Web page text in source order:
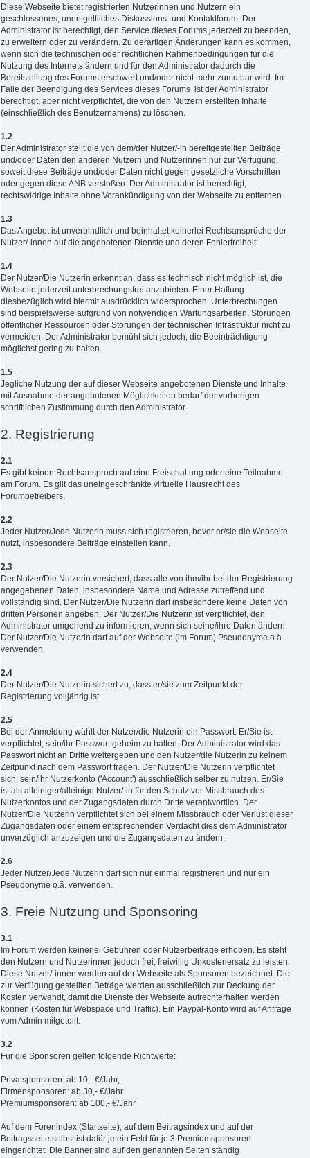
Diese Webseite bietet registrierten Nutzerinnen und Nutzern ein
geschlossenes, unentgeltliches Diskussions- und Kontaktforum. Der
Administrator ist berechtigt, den Service dieses Forums jederzeit zu beenden,
zu erweitern oder zu verändern. Zu derartigen Änderungen kann es kommen,
wenn sich die technischen oder rechtlichen Rahmenbedingungen für die
Nutzung des Internets ändern und für den Administrator dadurch die
Bereitstellung des Forums erschwert und/oder nicht mehr zumutbar wird. Im
Falle der Beendigung des Services dieses Forums ist der Administrator
berechtigt, aber nicht verpflichtet, die von den Nutzern erstellten Inhalte
(einschließlich des Benutzernamens) zu löschen.
1.2
Der Administrator stellt die von dem/der Nutzer/-in bereitgestellten Beiträge
und/oder Daten den anderen Nutzern und Nutzerinnen nur zur Verfügung,
soweit diese Beiträge und/oder Daten nicht gegen gesetzliche Vorschriften
oder gegen diese ANB verstoßen. Der Administrator ist berechtigt,
rechtswidrige Inhalte ohne Vorankündigung von der Webseite zu entfernen.
1.3
Das Angebot ist unverbindlich und beinhaltet keinerlei Rechtsansprüche der
Nutzer/-innen auf die angebotenen Dienste und deren Fehlerfreiheit.
1.4
Der Nutzer/Die Nutzerin erkennt an, dass es technisch nicht möglich ist, die
Webseite jederzeit unterbrechungsfrei anzubieten. Einer Haftung
diesbezüglich wird hiermit ausdrücklich widersprochen. Unterbrechungen
sind beispielsweise aufgrund von notwendigen Wartungsarbeiten, Störungen
öffentlicher Ressourcen oder Störungen der technischen Infrastruktur nicht zu
vermeiden. Der Administrator bemüht sich jedoch, die Beeinträchtigung
möglichst gering zu halten.
1.5
Jegliche Nutzung der auf dieser Webseite angebotenen Dienste und Inhalte
mit Ausnahme der angebotenen Möglichkeiten bedarf der vorherigen
schriftlichen Zustimmung durch den Administrator.
2. Registrierung
2.1
Es gibt keinen Rechtsanspruch auf eine Freischaltung oder eine Teilnahme
am Forum. Es gilt das uneingeschränkte virtuelle Hausrecht des
Forumbetreibers.
2.2
Jeder Nutzer/Jede Nutzerin muss sich registrieren, bevor er/sie die Webseite
nutzt, insbesondere Beiträge einstellen kann.
2.3
Der Nutzer/Die Nutzerin versichert, dass alle von ihm/ihr bei der Registrierung
angegebenen Daten, insbesondere Name und Adresse zutreffend und
vollständig sind. Der Nutzer/Die Nutzerin darf insbesondere keine Daten von
dritten Personen angeben. Der Nutzer/Die Nutzerin ist verpflichtet, den
Administrator umgehend zu informieren, wenn sich seine/ihre Daten ändern.
Der Nutzer/Die Nutzerin darf auf der Webseite (im Forum) Pseudonyme o.ä.
verwenden.
2.4
Der Nutzer/Die Nutzerin sichert zu, dass er/sie zum Zeitpunkt der
Registrierung volljährig ist.
2.5
Bei der Anmeldung wählt der Nutzer/die Nutzerin ein Passwort. Er/Sie ist
verpflichtet, sein/ihr Passwort geheim zu halten. Der Administrator wird das
Passwort nicht an Dritte weitergeben und den Nutzer/die Nutzerin zu keinem
Zeitpunkt nach dem Passwort fragen. Der Nutzer/Die Nutzerin verpflichtet
sich, sein/ihr Nutzerkonto ('Account') ausschließlich selber zu nutzen. Er/Sie
ist als alleiniger/alleinige Nutzer/-in für den Schutz vor Missbrauch des
Nutzerkontos und der Zugangsdaten durch Dritte verantwortlich. Der
Nutzer/Die Nutzerin verpflichtet sich bei einem Missbrauch oder Verlust dieser
Zugangsdaten oder einem entsprechenden Verdacht dies dem Administrator
unverzüglich anzuzeigen und die Zugangsdaten zu ändern.
2.6
Jeder Nutzer/Jede Nutzerin darf sich nur einmal registrieren und nur ein
Pseudonyme o.ä. verwenden.
3. Freie Nutzung und Sponsoring
3.1
Im Forum werden keinerlei Gebühren oder Nutzerbeiträge erhoben. Es steht
den Nutzern und Nutzerinnen jedoch frei, freiwillig Unkostenersatz zu leisten.
Diese Nutzer/-innen werden auf der Webseite als Sponsoren bezeichnet. Die
zur Verfügung gestellten Beträge werden ausschließlich zur Deckung der
Kosten verwandt, damit die Dienste der Webseite aufrechterhalten werden
können (Kosten für Webspace und Traffic). Ein Paypal-Konto wird auf Anfrage
vom Admin mitgeteilt.
3.2
Für die Sponsoren gelten folgende Richtwerte:
Privatsponsoren: ab 10,- €/Jahr,
Firmensponsoren: ab 30,- €/Jahr
Premiumsponsoren: ab 100,- €/Jahr
Auf dem Forenindex (Startseite), auf dem Beitragsindex und auf der
Beitragsseite selbst ist dafür je ein Feld für je 3 Premiumsponsoren
eingerichtet. Die Banner sind auf den genannten Seiten ständig